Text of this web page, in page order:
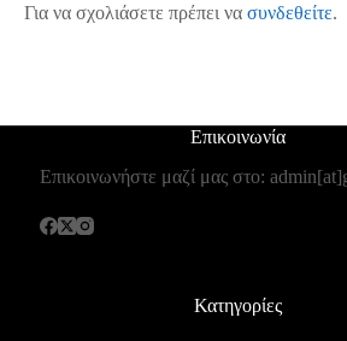
Για να σχολιάσετε πρέπει να συνδεθείτε.
Επικοινωνία
Επικοινωνήστε μαζί μας στο:
Κατηγορίες